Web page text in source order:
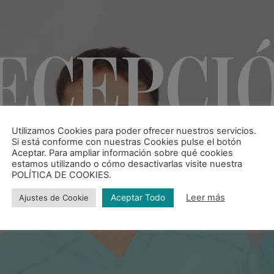
Conoce a nuestro equipo
Utilizamos Cookies para poder ofrecer nuestros servicios.
Si está conforme con nuestras Cookies pulse el botón
Aceptar. Para ampliar información sobre qué cookies
estamos utilizando o cómo desactivarlas visite nuestra
POLÍTICA DE COOKIES.
Ajustes de Cookie Aceptar Todo Leer más